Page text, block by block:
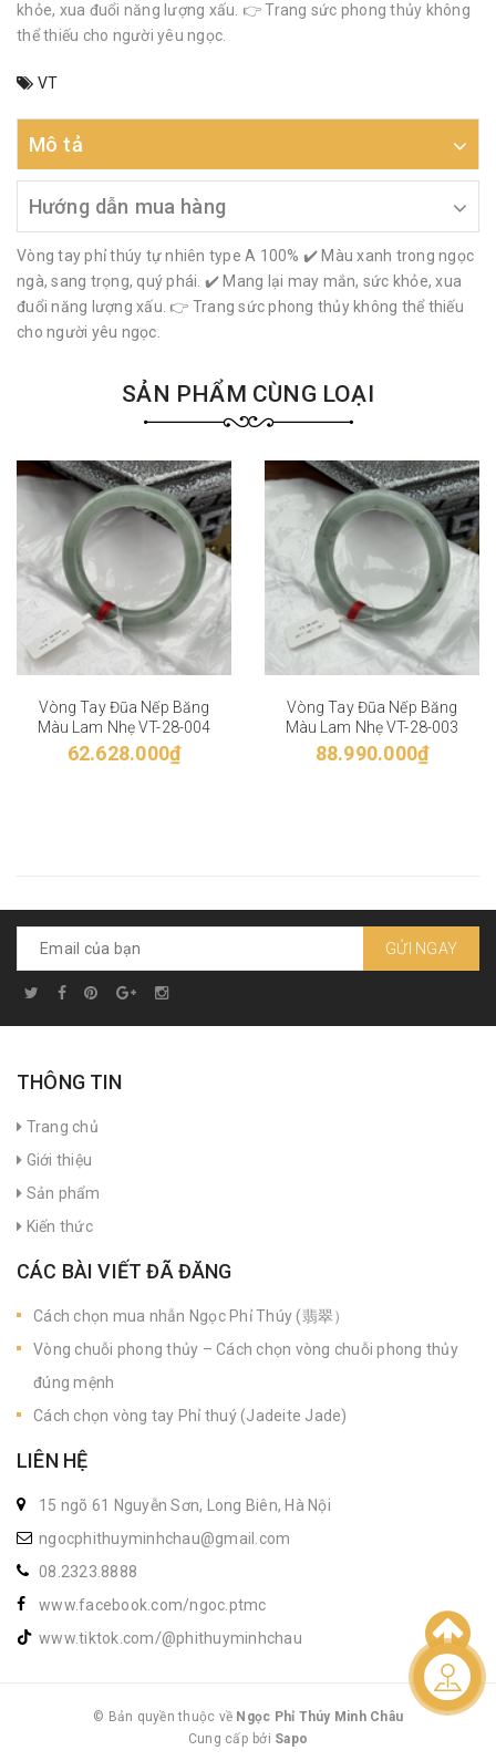
khỏe, xua đuổi năng lượng xấu. 👉 Trang sức phong thủy không
thể thiếu cho người yêu ngọc.
VT
Mô tả
Hướng dẫn mua hàng
Vòng tay phỉ thúy tự nhiên type A 100% ✔️ Màu xanh trong ngọc
ngà, sang trọng, quý phái. ✔️ Mang lại may mắn, sức khỏe, xua
đuổi năng lượng xấu. 👉 Trang sức phong thủy không thể thiếu
cho người yêu ngọc.
SẢN PHẨM CÙNG LOẠI
Vòng Tay Đũa Nếp Băng
Màu Lam Nhẹ VT-28-004
62.628.000₫
Vòng Tay Đũa Nếp Băng
Màu Lam Nhẹ VT-28-003
88.990.000₫
GỬI NGAY
THÔNG TIN
Trang chủ
Giới thiệu
Sản phẩm
Kiến thức
CÁC BÀI VIẾT ĐÃ ĐĂNG
Cách chọn mua nhẫn Ngọc Phỉ Thúy (翡翠）
Vòng chuỗi phong thủy – Cách chọn vòng chuỗi phong thủy
đúng mệnh
Cách chọn vòng tay Phỉ thuý (Jadeite Jade)
LIÊN HỆ
15 ngõ 61 Nguyễn Sơn, Long Biên, Hà Nội
ngocphithuyminhchau@gmail.com
08.2323.8888
www.facebook.com/ngoc.ptmc
www.tiktok.com/@phithuyminhchau
© Bản quyền thuộc về Ngọc Phỉ Thúy Minh Châu
|
Cung cấp bởi Sapo
Liên hệ